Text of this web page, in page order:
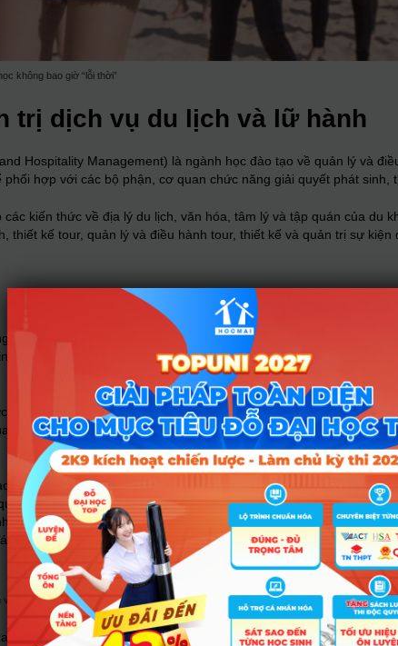
không bao giờ “lỗi thời”
trị dịch vụ du lịch và lữ hành
Hospitality Management) là ngành học đào tạo về quản lý và
hợp với các bộ phận, cơ quan chức năng giải quyết phát
kiến thức về địa lý du lịch, văn hóa, tâm lý và tập quán của
thiết kế tour, quản lý và điều hành tour, thiết kế và quản trị sự
Đại học Ngoại ngữ – Tin học TP.HCM có thời gian đào tạo là 4
viên có thể học cải thiện môn hoặc học vượt. Khi tốt nghiệp,
học cả khối kiến thức đại cương và kiến thức chuyên ngành với
du khách trong nước và quốc tế, Nghiệp vụ về hướng dẫn du
gắn kết chặt chẽ giữa lý thuyết và thực hành. Sinh viên được giải
trị du lịch, nhà hàng khách sạn, phát triển kỹ năng nghiên cứu
sự kiện quy mô như: Nét đẹp sinh viên du lịch, Sắc màu Á châu,
bạn sinh viên đã tích lũy kiến thức, rèn các kỹ năng mềm và
ưu tú là những lợi thế khi học tại HUFLIT
doanh nghiệp, thực hiện các chương trình tham quan tour thực